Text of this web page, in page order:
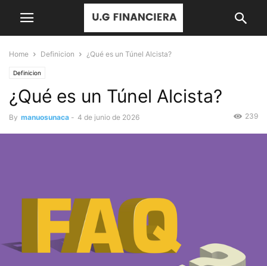
Home Definicion ¿Qué es un Túnel Alcista?
Definicion
¿Qué es un Túnel Alcista?
By manuosunaca - 4 de junio de 2026 239